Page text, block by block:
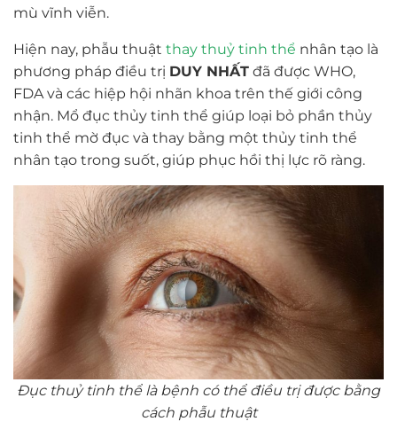
mù vĩnh viễn.
Hiện nay, phẫu thuật thay thuỷ tinh thể nhân tạo là
phương pháp điều trị DUY NHẤT đã được WHO,
FDA và các hiệp hội nhãn khoa trên thế giới công
nhận. Mổ đục thủy tinh thể giúp loại bỏ phần thủy
tinh thể mờ đục và thay bằng một thủy tinh thể
nhân tạo trong suốt, giúp phục hồi thị lực rõ ràng.
Đục thuỷ tinh thể là bệnh có thể điều trị được bằng
cách phẫu thuật